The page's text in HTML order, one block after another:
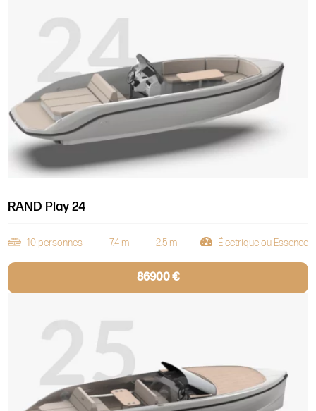
RAND Play 24
10 personnes 7.4 m 2.5 m Électrique ou Essence
86900 €